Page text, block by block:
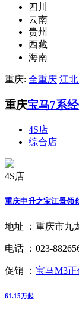
四川
云南
贵州
西藏
海南
重庆: 全重庆 江
重庆宝马7系
4S店
综合店
4S店
重庆中升之宝江景领
地址 ： 重庆市九
电话 ： 023-
促销 ： 宝马M3正
61.15万起